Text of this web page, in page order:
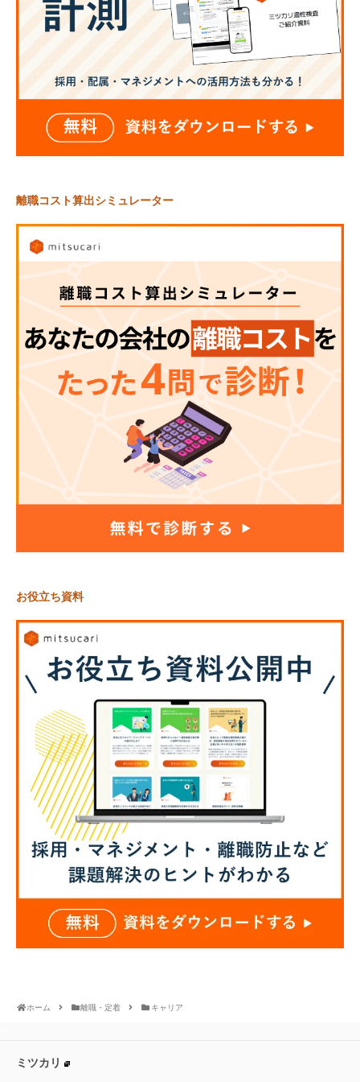
離職コスト算出シミュレーター
お役立ち資料
ホーム 離職・定着 キャリア
ミツカリ